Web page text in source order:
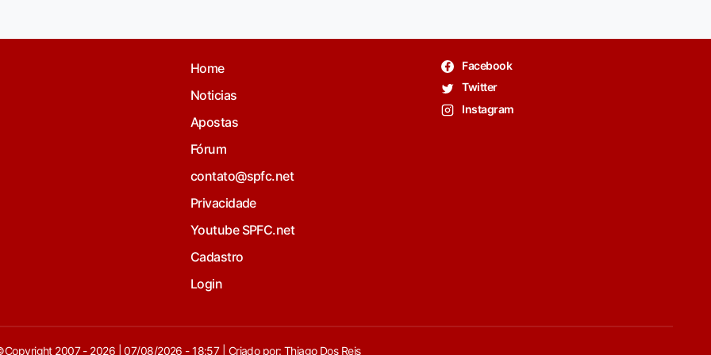
Home
Noticias
Apostas
Fórum
contato@spfc.net
Privacidade
Youtube SPFC.net
Cadastro
Login
Facebook
Twitter
Instagram
2007 - 2026 | 07/08/2026 - 18:57 | Criado por: Thiago Dos Reis